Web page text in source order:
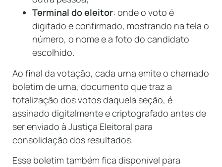
Terminal do eleitor: onde o voto é
digitado e confirmado, mostrando na tela o
número, o nome e a foto do candidato
escolhido.
Ao final da votação, cada urna emite o chamado
boletim de urna, documento que traz a
totalização dos votos daquela seção, é
assinado digitalmente e criptografado antes de
ser enviado à Justiça Eleitoral para
consolidação dos resultados.
Esse boletim também fica disponível para